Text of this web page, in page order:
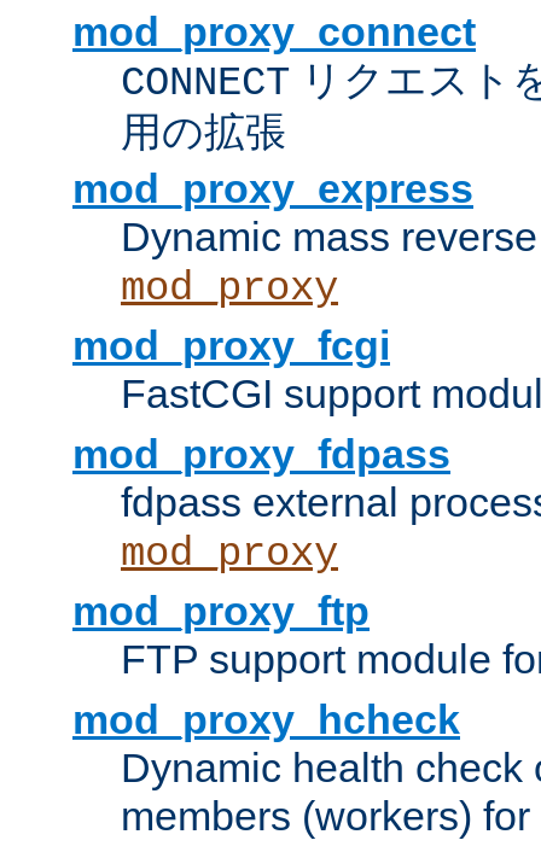
mod_proxy_connect
CONNECT リクエスト
用の拡張
mod_proxy_express
Dynamic mass
mod_proxy
mod_proxy_fcgi
FastCGI support
mod_proxy_fdpass
fdpass external
mod_proxy
mod_proxy_ftp
FTP support module
mod_proxy_hcheck
Dynamic health check
members (workers) for